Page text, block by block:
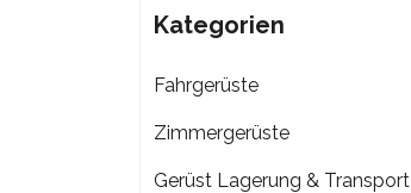
Kategorien
Fahrgerüste
Zimmergerüste
Gerüst Lagerung & Transport